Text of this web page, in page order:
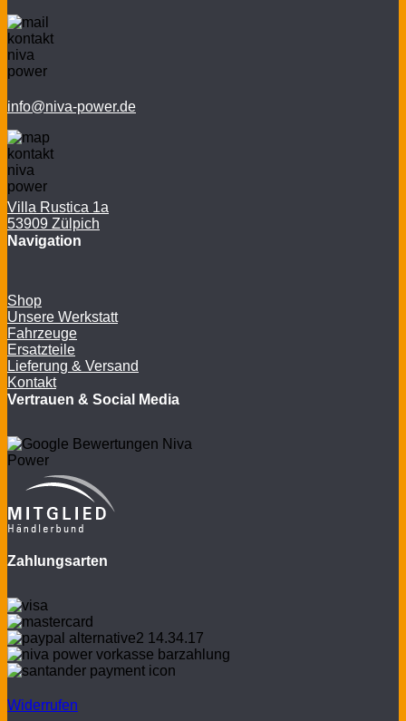
info@niva-power.de
Villa Rustica 1a
53909 Zülpich
Navigation
Shop
Unsere Werkstatt
Fahrzeuge
Ersatzteile
Lieferung & Versand
Kontakt
Vertrauen & Social Media
Zahlungsarten
Widerrufen